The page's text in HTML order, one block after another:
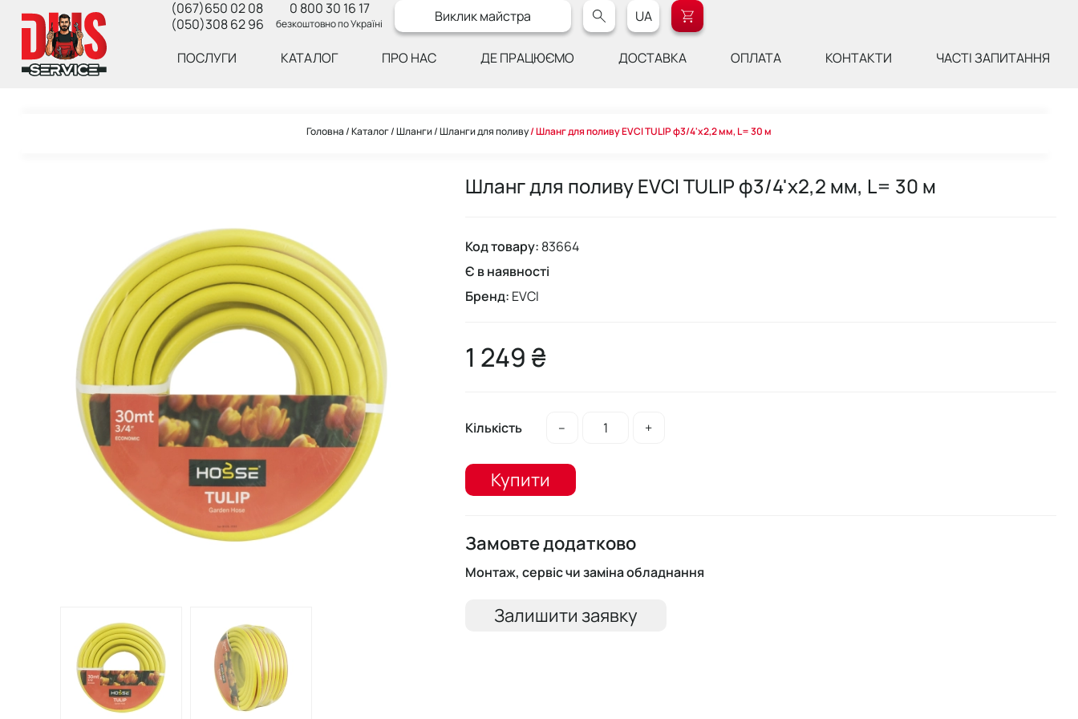
(067)650 02 08
(050)308 62 96
0 800 30 16 17
безкоштовно по Україні Виклик майстра UA
ПОСЛУГИ КАТАЛОГ ПРО НАС ДЕ ПРАЦЮЄМО ДОСТАВКА ОПЛАТА КОНТАКТИ ЧАСТІ ЗАПИТАННЯ
Головна Каталог Шланги Шланги для поливу Шланг для поливу EVCI TULIP ф3/4'x2,2 мм, L= 30 м
Шланг для поливу EVCI TULIP ф3/4'x2,2 мм, L= 30 м
Код товару: 83664
Є в наявності
Бренд: EVCI
1 249 ₴
Кількість – +
Купити
Замовте додатково
Монтаж, сервіс чи заміна обладнання
Залишити заявку